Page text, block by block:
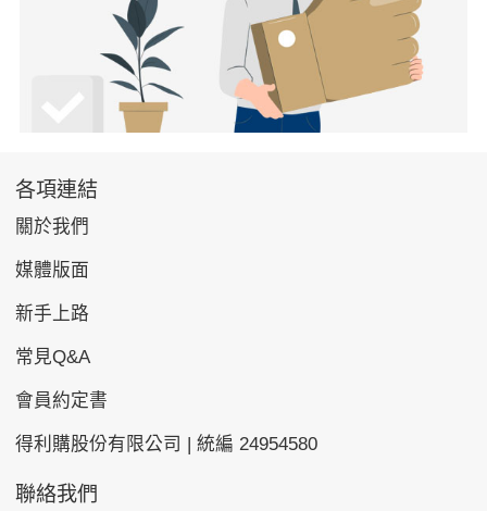
各項連結
關於我們
媒體版面
新手上路
常見Q&A
會員約定書
得利購股份有限公司 | 統編 24954580
聯絡我們